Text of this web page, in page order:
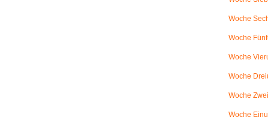
Woche
Woche
Woche
Woche
Woche
Woche